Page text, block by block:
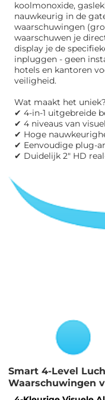
koolmonoxide,
nauwkeurig in de
waarschuwingen
waarschuwen je
display je de
inpluggen - geen
hotels en kantoren
veiligheid.
Wat maakt het uniek?
✔ 4-in-1 uitgebreide
✔ 4 niveaus van
✔ Hoge
✔ Eenvoudige plug-
✔ Duidelijk 2" HD
Smart 4-Level
Waarschuwingen